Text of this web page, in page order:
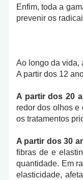
Enfim, toda a
prevenir os
Ao longo da vida,
A partir dos 12
A partir dos 20
redor dos olhos e
os tratamentos
A partir dos 30
fibras de e
quantidade. Em
elasticidade,